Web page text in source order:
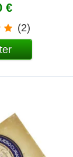
€
(2)